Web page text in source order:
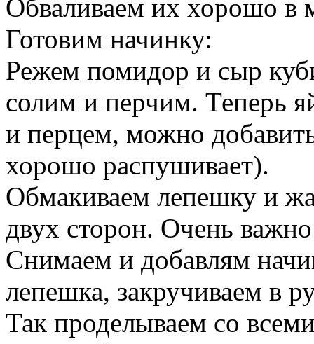
Обваливаем их хорошо в
Готовим начинку:
Режем помидор и сыр
солим и перчим. Теперь
и перцем, можно
хорошо распушивает).
Обмакиваем лепешку и
двух сторон. Очень
Снимаем и добавлям
лепешка, закручиваем в
Так проделываем со